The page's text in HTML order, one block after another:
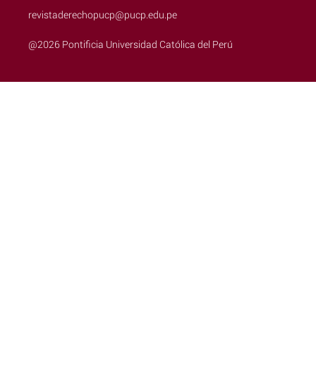
revistaderechopucp@pucp.edu.pe
@2026 Pontificia Universidad Católica del Perú